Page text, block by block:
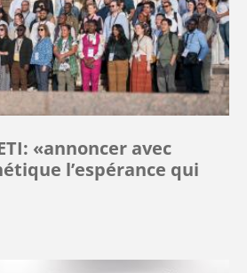
«annoncer avec
l’espérance qui